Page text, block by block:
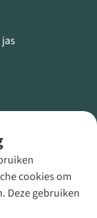
cookies om
Deze gebruiken